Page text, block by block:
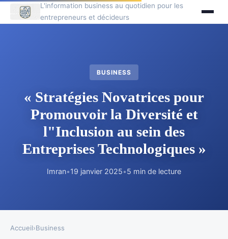
L'information business au quotidien pour les
entrepreneurs et décideurs
BUSINESS
« Stratégies Novatrices pour
Promouvoir la Diversité et
l"Inclusion au sein des
Entreprises Technologiques »
Imran•19 janvier 2025•5 min de lecture
Accueil›Business